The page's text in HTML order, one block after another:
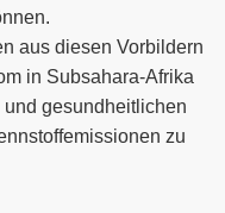
aus diesen Vorbildern
in Subsahara-Afrika
gesundheitlichen
zu